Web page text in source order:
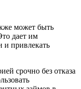
может быть
дает им
и привлекать
срочно без отказа